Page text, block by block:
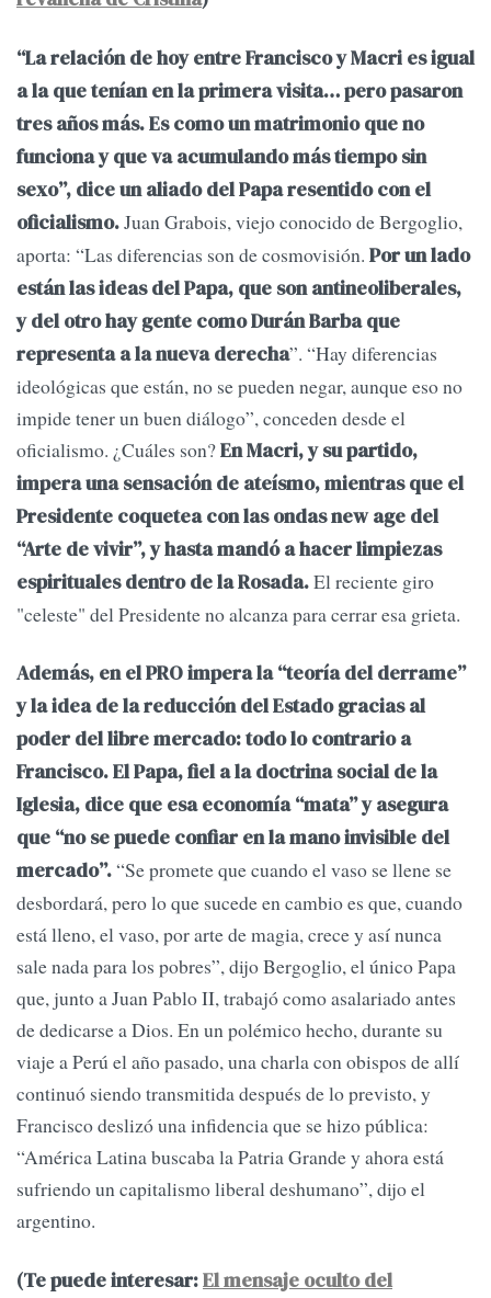
“La relación de hoy entre Francisco y Macri es igual
a la que tenían en la primera visita… pero pasaron
tres años más. Es como un matrimonio que no
funciona y que va acumulando más tiempo sin
sexo”, dice un aliado del Papa resentido con el
oficialismo.Juan Grabois, viejo conocido de Bergoglio,
aporta: “Las diferencias son de cosmovisión. Por un lado
están las ideas del Papa, que son antineoliberales,
y del otro hay gente como Durán Barba que
representa a la nueva derecha”. “Hay diferencias
ideológicas que están, no se pueden negar, aunque eso no
impide tener un buen diálogo”, conceden desde el
oficialismo. ¿Cuáles son?En Macri, y su partido,
impera una sensación de ateísmo, mientras que el
Presidente coquetea con las ondas new age del
“Arte de vivir”, y hasta mandó a hacer limpiezas
espirituales dentro de la Rosada.El reciente giro
"celeste" del Presidente no alcanza para cerrar esa grieta.
Además, en el PRO impera la “teoría del derrame”
y la idea de la reducción del Estado gracias al
poder del libre mercado: todo lo contrario a
Francisco. El Papa, fiel a la doctrina social de la
Iglesia, dice que esa economía “mata” y asegura
que “no se puede confiar en la mano invisible del
mercado”.“Se promete que cuando el vaso se llene se
desbordará, pero lo que sucede en cambio es que, cuando
está lleno, el vaso, por arte de magia, crece y así nunca
sale nada para los pobres”, dijo Bergoglio, el único Papa
que, junto a Juan Pablo II, trabajó como asalariado antes
de dedicarse a Dios. En un polémico hecho, durante su
viaje a Perú el año pasado, una charla con obispos de allí
continuó siendo transmitida después de lo previsto, y
Francisco deslizó una infidencia que se hizo pública:
“América Latina buscaba la Patria Grande y ahora está
sufriendo un capitalismo liberal deshumano”, dijo el
argentino.
(Te puede interesar:El mensaje oculto del